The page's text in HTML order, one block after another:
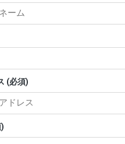
(必須)